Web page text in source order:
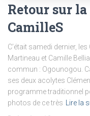
Retour sur
CamilleS
C’était samedi dernier,
Martineau et Camille
commun : Ogounogou.
ses deux acolytes
programme traditionnel
photos de ce très
Lire la